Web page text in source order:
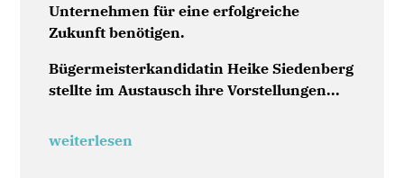
Unternehmen für eine erfolgreiche
Zukunft benötigen.
Bügermeisterkandidatin Heike Siedenberg
stellte im Austausch ihre Vorstellungen...
weiterlesen